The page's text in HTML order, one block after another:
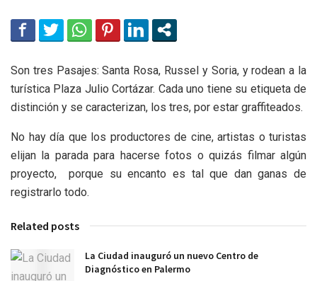
Son tres Pasajes: Santa Rosa, Russel y Soria, y rodean a la
turística Plaza Julio Cortázar. Cada uno tiene su etiqueta de
distinción y se caracterizan, los tres, por estar graffiteados.
No hay día que los productores de cine, artistas o turistas
elijan la parada para hacerse fotos o quizás filmar algún
proyecto, porque su encanto es tal que dan ganas de
registrarlo todo.
Related posts
La Ciudad inauguró un nuevo Centro de
Diagnóstico en Palermo